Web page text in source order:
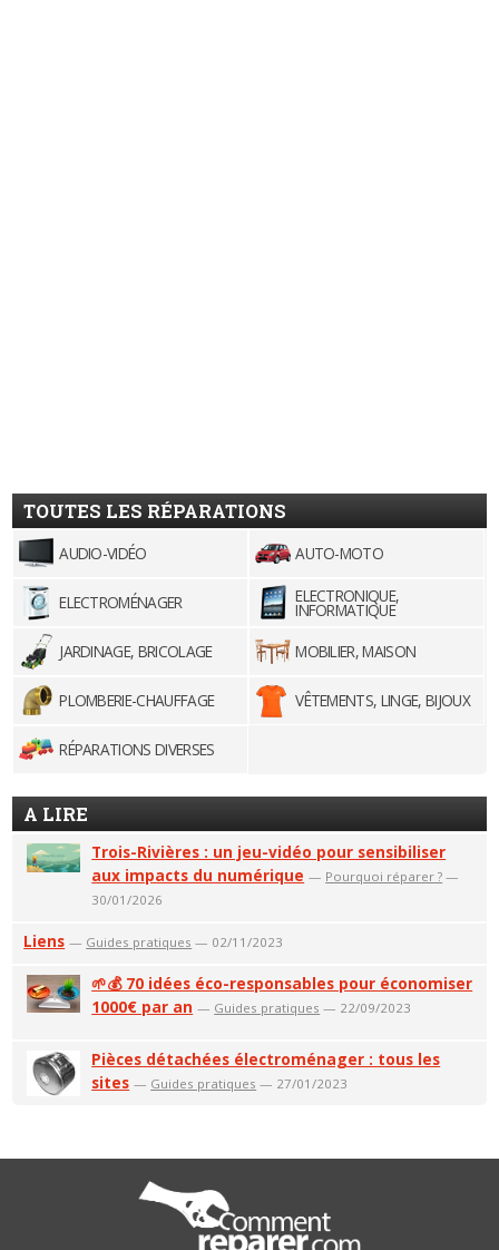
TOUTES LES RÉPARATIONS
AUDIO-VIDÉO AUTO-MOTO
ELECTROMÉNAGER ELECTRONIQUE,
INFORMATIQUE
JARDINAGE, BRICOLAGE
MOBILIER, MAISON
PLOMBERIE-CHAUFFAGE VÊTEMENTS, LINGE, BIJOUX
RÉPARATIONS DIVERSES
A LIRE
Trois-Rivières : un jeu-vidéo pour sensibiliser
aux impacts du numérique — Pourquoi réparer ? —
30/01/2026
Liens — Guides pratiques — 02/11/2023
🌱💰 70 idées éco-responsables pour économiser
1000€ par an — Guides pratiques — 22/09/2023
Pièces détachées électroménager : tous les
sites — Guides pratiques — 27/01/2023